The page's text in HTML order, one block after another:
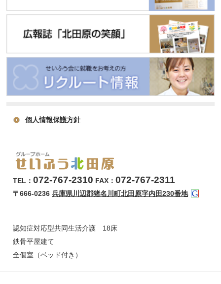
個人情報保護方針
TEL：072-767-2310 FAX：072-767-2311
〒666-0236兵庫県川辺郡猪名川町北田原字内田230番地
認知症対応型共同生活介護 18床
鉄骨平屋建て
全個室（ベッド付き）